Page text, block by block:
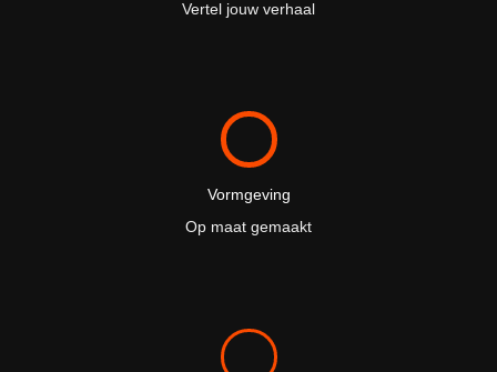
Vertel jouw verhaal
Vormgeving
Op maat gemaakt